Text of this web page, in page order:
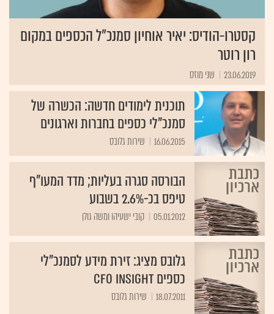
קסטרו-הודיס: יאיר אוחיון סמנכ"ל הכספים במקום
רון רוטר
23.06.2019 שני מוזס
תוכנית לימודים חדשה: הכשרה של
סמנכ"לי כספים בחברות וארגונים
16.06.2015 שירות גלובס
הבורסה סגרה בעליות; מדד המעו"ף
טיפס בכ-2.6% בשבוע
05.01.2012 קובי ישעיהו ומשה גולן
גלובס מציג: זירת מידע לסמנכ"לי
כספים CFO Insight
18.07.2011 שירות גלובס‏